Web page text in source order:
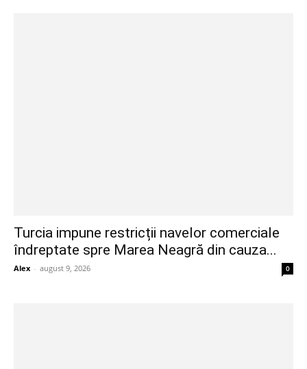
Turcia impune restricții navelor comerciale
îndreptate spre Marea Neagră din cauza...
Alex - august 9, 2026 0